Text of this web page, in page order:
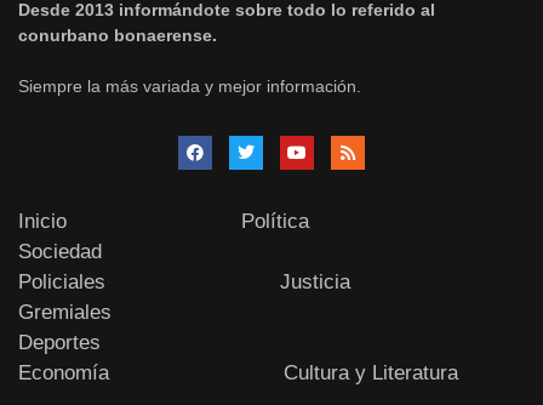
Desde 2013 informándote sobre todo lo referido al
conurbano bonaerense.
Siempre la más variada y mejor información.
Inicio
Política
Sociedad
Policiales
Justicia
Gremiales
Deportes
Economía
Cultura y Literatura